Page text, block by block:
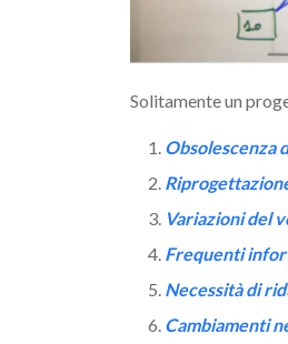
Solitamente un
Obsolescenza
Variazioni del
Frequenti
Necessità di
Cambiamenti